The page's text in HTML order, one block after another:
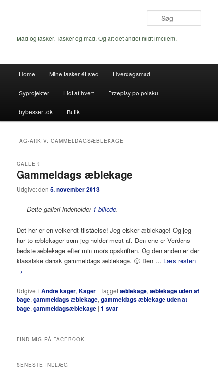
indhold
indholdMad og tasker. Tasker og mad. Og alt det andet midt imellem.
Home Mine tasker ét sted Hverdagsmad
Syprojekter Lidt af hvert Przepisy po polsku
bybessert.dk Butik
TAG-ARKIV:GAMMELDAGSÆBLEKAGE
Gammeldags æblekage
GALLERI
Udgivet den5. november 2013
Dette galleri indeholder 1 billede.
Det her er en velkendt tilståelse! Jeg elsker æblekage! Og jeg
har to æblekager som jeg holder mest af. Den ene er Verdens
bedste æblekage efter min mors opskriften. Og den anden er den
klassiske dansk gammeldags æblekage. 🙂 Den … Læs resten
→
Udgivet i Andre kager,Kager |Taggetæblekage,æblekage uden at
bage,gammeldags æblekage,gammeldags æblekage uden at
bage,gammeldagsæblekage |1 svar
FIND MIG PÅ FACEBOOK
SENESTE INDLÆG